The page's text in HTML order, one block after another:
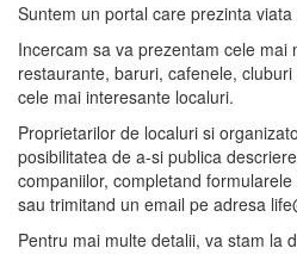
Suntem un portal care prezinta
Incercam sa va prezentam cele mai
restaurante, baruri, cafenele,
cele mai interesante localuri.
Proprietarilor de localuri si
posibilitatea de a-si publica
companiilor, completand
sau trimitand un email pe adresa
Pentru mai multe detalii, va stam la